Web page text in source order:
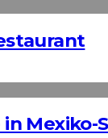
Mexiko-